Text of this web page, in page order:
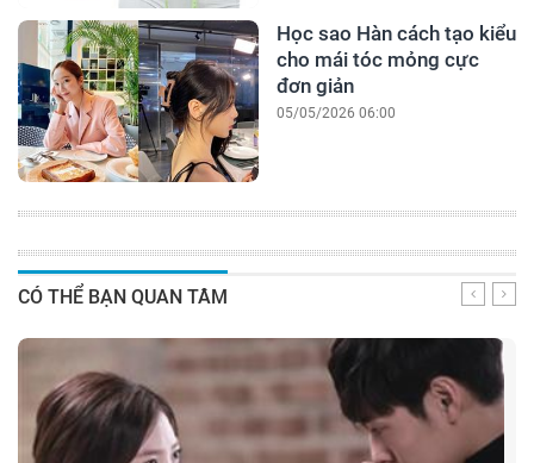
Học sao Hàn cách tạo kiểu
cho mái tóc mỏng cực
đơn giản
05/05/2026 06:00
CÓ THỂ BẠN QUAN TÂM